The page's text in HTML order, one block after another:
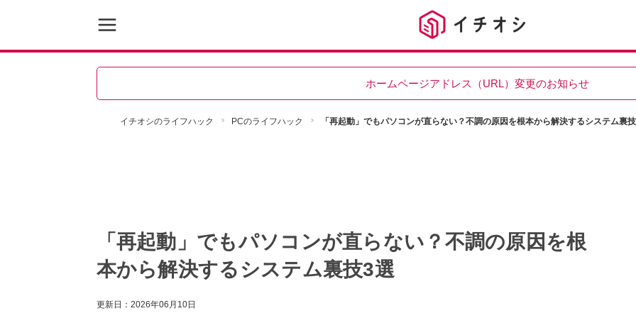
ホームページアドレス（URL）変更のお知らせ
イチオシのライフハック PCのライフハック 「再起動」でもパソコンが直らない？不調の原因を根本から解決するシステム裏
「再起動」でもパソコンが直らない？不調の原因を根
本から解決するシステム裏技3選
更新日： 2026年06月10日